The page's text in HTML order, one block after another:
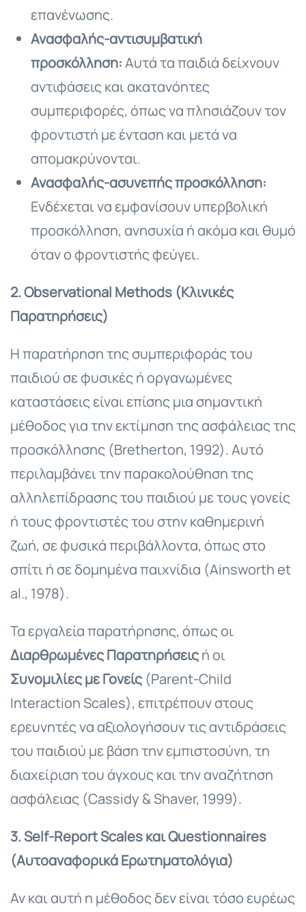
επανένωσης.
Ανασφαλής-αντισυμβατική
προσκόλληση:Αυτά τα παιδιά δείχνουν
αντιφάσεις και ακατανόητες
συμπεριφορές, όπως να πλησιάζουν τον
φροντιστή με ένταση και μετά να
απομακρύνονται.
Ανασφαλής-ασυνεπής προσκόλληση:
Ενδέχεται να εμφανίσουν υπερβολική
προσκόλληση, ανησυχία ή ακόμα και θυμό
όταν ο φροντιστής φεύγει.
2. Observational Methods (Κλινικές
Παρατηρήσεις)
Η παρατήρηση της συμπεριφοράς του
παιδιού σε φυσικές ή οργανωμένες
καταστάσεις είναι επίσης μια σημαντική
μέθοδος για την εκτίμηση της ασφάλειας της
προσκόλλησης (Bretherton, 1992). Αυτό
περιλαμβάνει την παρακολούθηση της
αλληλεπίδρασης του παιδιού με τους γονείς
ή τους φροντιστές του στην καθημερινή
ζωή, σε φυσικά περιβάλλοντα, όπως στο
σπίτι ή σε δομημένα παιχνίδια (Ainsworth et
al., 1978).
Τα εργαλεία παρατήρησης, όπως οι
Διαρθρωμένες Παρατηρήσειςή οι
Συνομιλίες με Γονείς(Parent-Child
Interaction Scales), επιτρέπουν στους
ερευνητές να αξιολογήσουν τις αντιδράσεις
του παιδιού με βάση την εμπιστοσύνη, τη
διαχείριση του άγχους και την αναζήτηση
ασφάλειας (Cassidy & Shaver, 1999).
3. Self-Report Scales καιQuestionnaires
(ΑυτοαναφορικάΕρωτηματολόγια)
Αν και αυτή η μέθοδος δεν είναι τόσο ευρέως